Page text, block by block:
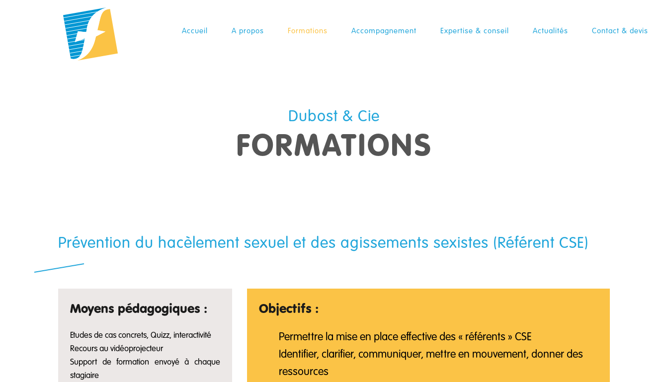
Accueil A propos Formations Accompagnement Expertise & conseil Actualités Contact & devis
Dubost & Cie
FORMATIONS
Prévention du hacèlement sexuel et des agissements sexistes (Référent CSE)
Moyens pédagogiques :
Etudes de cas concrets, Quizz, interactivité
Recours au vidéoprojecteur
Support de formation envoyé à chaque
stagiaire
Objectifs :
Permettre la mise en place effective des « référents » CSE
Identifier, clarifier, communiquer, mettre en mouvement, donner des
ressources
Panneau de gestion des cookies